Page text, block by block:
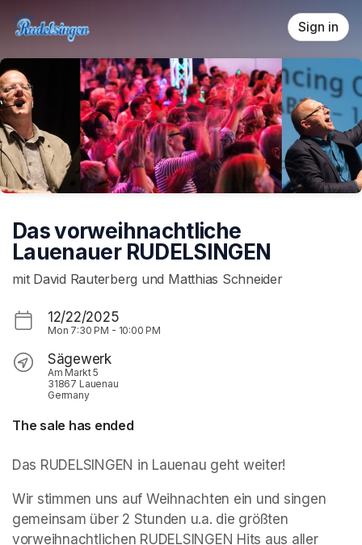
Skip header
Sign in
Das vorweihnachtliche
Lauenauer RUDELSINGEN
mit David Rauterberg und Matthias Schneider
12/22/2025
Mon 7:30 PM - 10:00 PM
Sägewerk
Am Markt 5
31867 Lauenau
Germany
The sale has ended
Das RUDELSINGEN in Lauenau geht weiter!
Wir stimmen uns auf Weihnachten ein und singen
gemeinsam über 2 Stunden u.a. die größten
vorweihnachtlichen RUDELSINGEN Hits aus aller